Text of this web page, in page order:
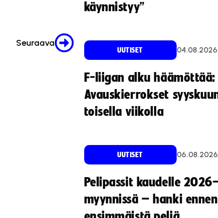
Seuraava
käynnistyy”
UUTISET 04.08.2026
F-liigan alku häämöttää:
Avauskierrokset
toisella viikolla
UUTISET 06.08.2026
Pelipassit kaudelle
myynnissä – hanki ennen